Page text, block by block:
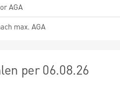
AGA
max. AGA
per 06.08.26